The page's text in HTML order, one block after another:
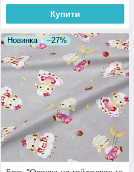
Купити
Новинка –27%